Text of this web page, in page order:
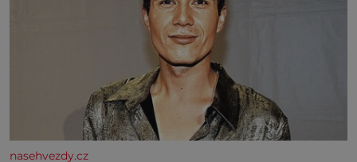
nasehvezdy.cz